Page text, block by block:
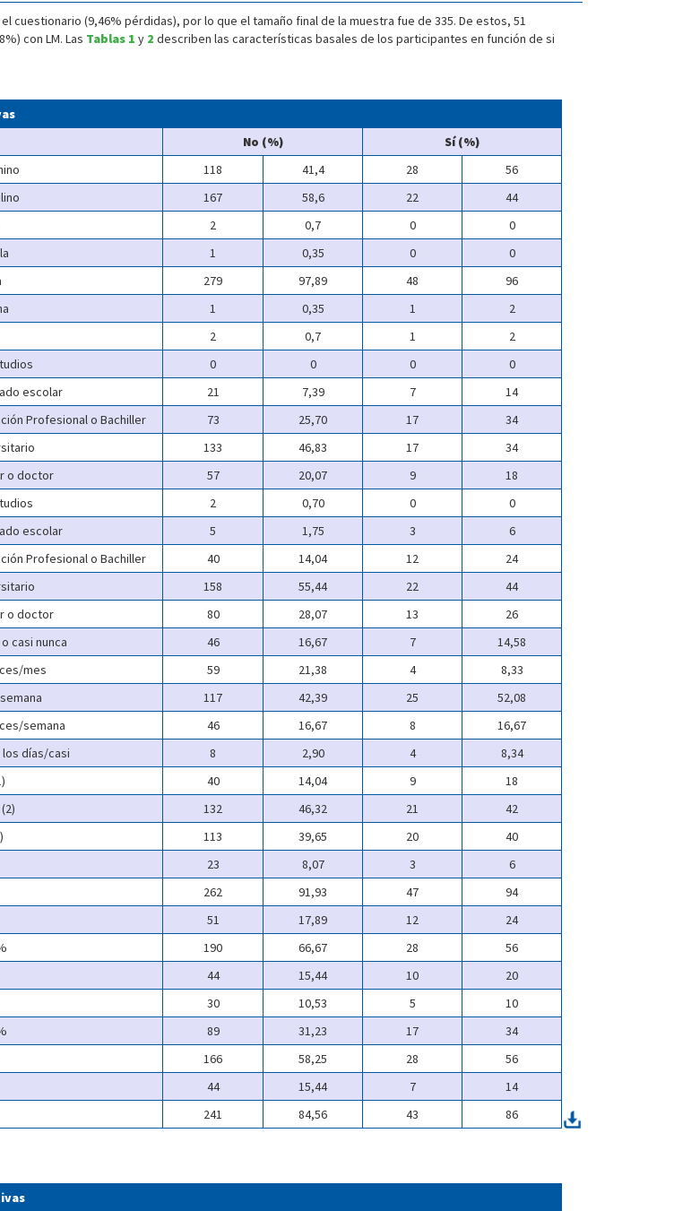
(9,46% pérdidas), por lo que el tamaño final de la muestra fue de 335. De estos, 51
con LM. Las Tablas 1 y 2 describen las características basales de los participantes en función de si
No (%)
Sí (%)
118 41,4 28
56
167 58,6 22
44
2 0,7 0
0
1 0,35 0
0
279 97,89 48
96
1 0,35 1
2
2 0,7 1
2
0 0 0
0
escolar
21 7,39 7
14
Profesional o Bachiller
73 25,70 17
34
133 46,83 17
34
o doctor
57 20,07 9
18
2 0,70 0
0
escolar
5 1,75 3
6
Profesional o Bachiller
40 14,04 12
24
158 55,44 22
44
o doctor
80 28,07 13
26
casi nunca 46 16,67 7
14,58
mes
59 21,38 4
8,33
117 42,39 25
52,08
semana
46 16,67 8
16,67
los días/casi
8 2,90 4
8,34
40 14,04 9
18
132 46,32 21
42
113 39,65 20
40
23 8,07 3
6
262 91,93 47
94
51 17,89 12
24
190 66,67 28
56
44 15,44 10
20
30 10,53 5
10
89 31,23 17
34
166 58,25 28
56
44 15,44 7
14
241 84,56 43 86